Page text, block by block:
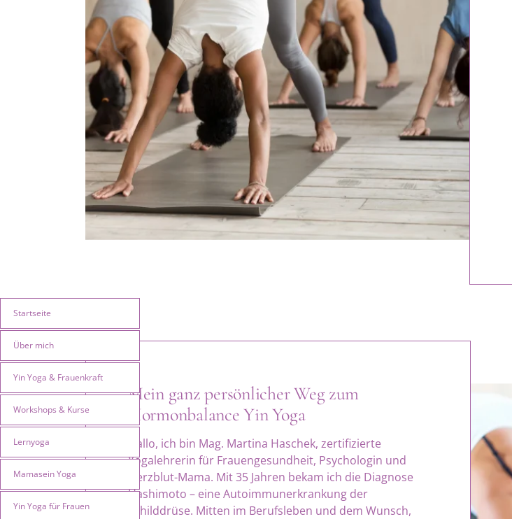
Startseite
Über mich
Yin Yoga & Frauenkraft
Workshops & Kurse
Lernyoga
Mamasein Yoga
Yin Yoga für Frauen
Mein ganz persönlicher Weg zum
Hormonbalance Yin Yoga
Hallo, ich bin Mag. Martina Haschek, zertifizierte
Yogalehrerin für Frauengesundheit, Psychologin und
Herzblut-Mama. Mit 35 Jahren bekam ich die Diagnose
Hashimoto – eine Autoimmunerkrankung der
Schilddrüse. Mitten im Berufsleben und dem Wunsch,